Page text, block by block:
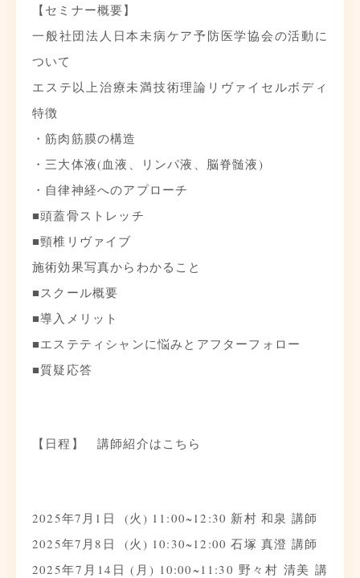
【セミナー概要】
一般社団法人日本未病ケア予防医学協会の活動に
ついて
エステ以上治療未満技術理論リヴァイセルボディ
特徴
・筋肉筋膜の構造
・三大体液(血液、リンパ液、脳脊髄液)
・自律神経へのアプローチ
■頭蓋骨ストレッチ
■頸椎リヴァイブ
施術効果写真からわかること
■スクール概要
■導入メリット
■エステティシャンに悩みとアフターフォロー
■質疑応答
【日程】 講師紹介はこちら
2025年7月1日 (火) 11:00~12:30 新村 和泉 講師
2025年7月8日 (火) 10:30~12:00 石塚 真澄 講師
2025年7月14日 (月) 10:00~11:30 野々村 清美 講